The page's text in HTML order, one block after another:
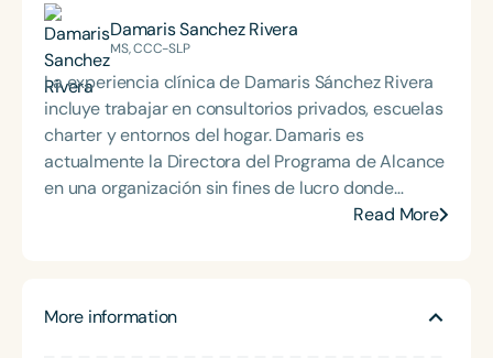
Damaris Sanchez Rivera
MS, CCC-SLP
La experiencia clínica de Damaris Sánchez Rivera
incluye trabajar en consultorios privados, escuelas
charter y entornos del hogar. Damaris es
actualmente la Directora del Programa de Alcance
en una organización sin fines de lucro donde
coordina exámenes de audición, visión, habla y
niños autistas. Ella cree que la intervención
Read More
More information